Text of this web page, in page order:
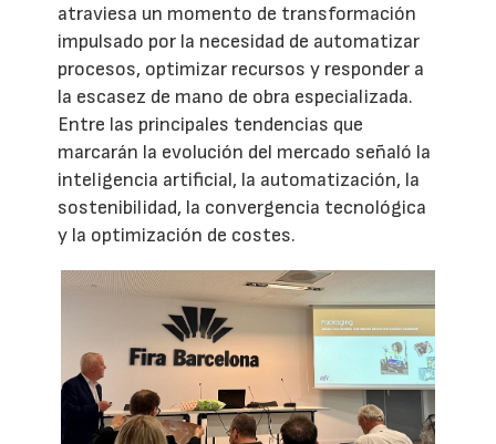
atraviesa un momento de transformación
impulsado por la necesidad de automatizar
procesos, optimizar recursos y responder a
la escasez de mano de obra especializada.
Entre las principales tendencias que
marcarán la evolución del mercado señaló la
inteligencia artificial, la automatización, la
sostenibilidad, la convergencia tecnológica
y la optimización de costes.